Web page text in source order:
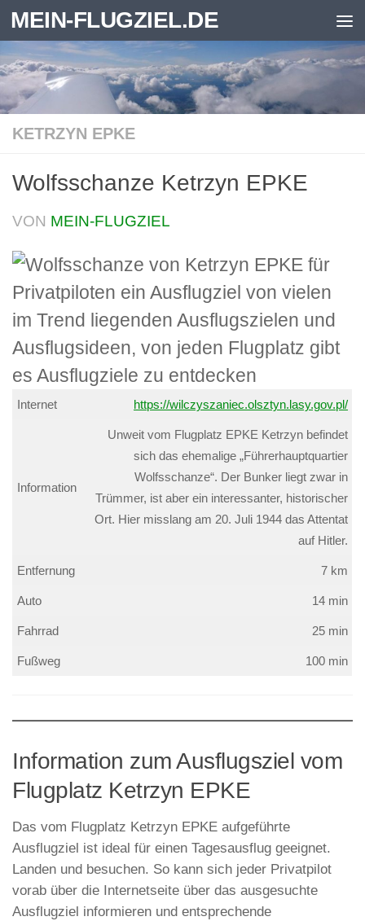
Zum Inhalt springen
MEIN-FLUGZIEL.DE
KETRZYN EPKE
Wolfsschanze Ketrzyn EPKE
VON MEIN-FLUGZIEL
Internet https://wilczyszaniec.olsztyn.lasy.gov.pl/
Information
Unweit vom Flugplatz EPKE Ketrzyn befindet
sich das ehemalige „Führerhauptquartier
Wolfsschanze“. Der Bunker liegt zwar in
Trümmer, ist aber ein interessanter, historischer
Ort. Hier misslang am 20. Juli 1944 das Attentat
auf Hitler.
Entfernung 7 km
Auto 14 min
Fahrrad 25 min
Fußweg 100 min
Information zum Ausflugsziel vom
Flugplatz Ketrzyn EPKE
Das vom Flugplatz Ketrzyn EPKE aufgeführte
Ausflugziel ist ideal für einen Tagesausflug geeignet.
Landen und besuchen. So kann sich jeder Privatpilot
vorab über die Internetseite über das ausgesuchte
Ausflugziel informieren und entsprechende